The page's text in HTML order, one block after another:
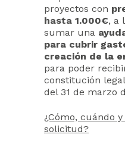
proyectos con
hasta 1.000€, a
sumar una
para cubrir
creación de la
para poder
constitución
del 31 de marzo
¿Cómo, cuándo
solicitud?